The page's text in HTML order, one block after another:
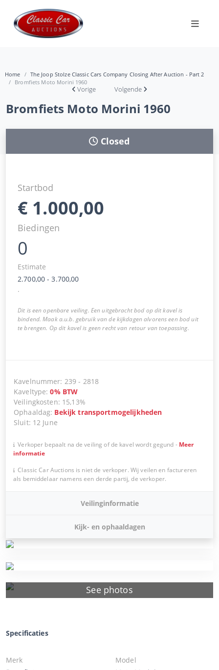
Home
The Joop Stolze Classic Cars Company Closing After Auction - Part 2
Bromfiets Moto Morini 1960
Vorige Volgende
Bromfiets Moto Morini 1960
See photos
Closed
Startbod
€ 1.000,00
Biedingen
0
Estimate
2.700,00 -3.700,00
.
Dit is een openbare veiling. Een uitgebracht bod op dit kavel is
bindend. Maak a.u.b. gebruik van de kijkdagen alvorens een bod uit
te brengen. Op dit kavel is geen recht van retour van toepassing.
Kavelnummer: 239 - 2818
Kaveltype:0% BTW
Veilingkosten: 15,13%
Ophaaldag: Bekijk transportmogelijkheden
Sluit: 12 June
Verkoper bepaalt na de veiling of de kavel wordt gegund - Meer
informatie
Classic Car Auctions is niet de verkoper. Wij veilen en factureren
als bemiddelaar namens een derde partij, de verkoper.
Veilinginformatie
Kijk- en ophaaldagen
Specificaties
Merk
Model